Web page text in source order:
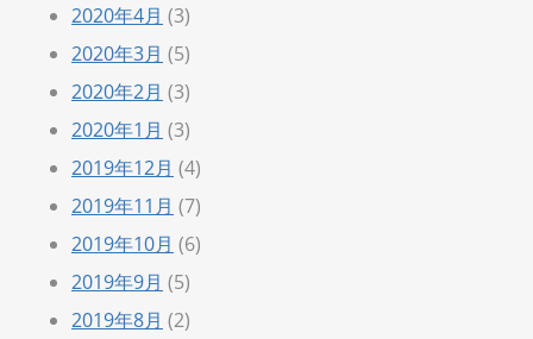
2020年4月 (3)
2020年3月 (5)
2020年2月 (3)
2020年1月 (3)
2019年12月 (4)
2019年11月 (7)
2019年10月 (6)
2019年9月 (5)
2019年8月 (2)